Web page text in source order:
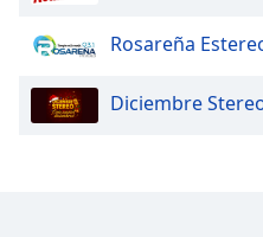
Rosareña
Diciembre